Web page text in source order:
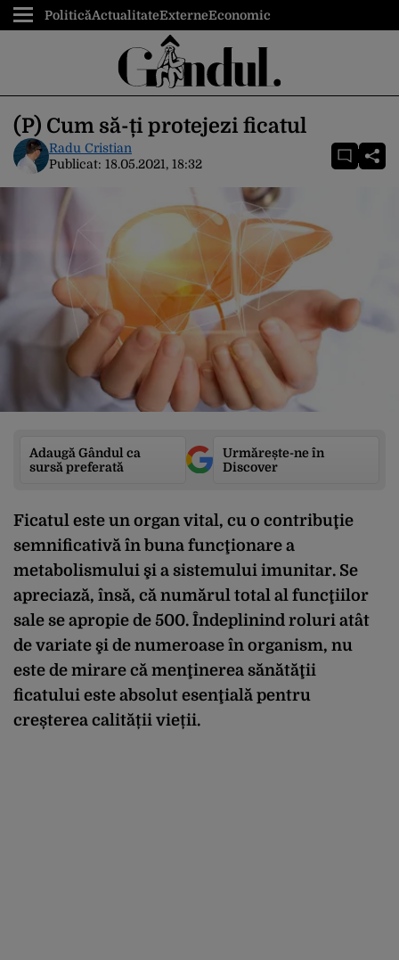
PoliticăActualitateExterneEconomic
(P) Cum să-ți protejezi ficatul
Radu Cristian
Publicat: 18.05.2021, 18:32
Adaugă Gândul ca
sursă preferată
Urmărește-ne în
Discover
Ficatul este un organ vital, cu o contribuţie
semnificativă în buna funcţionare a
metabolismului şi a sistemului imunitar. Se
apreciază, însă, că numărul total al funcţiilor
sale se apropie de 500. Îndeplinind roluri atât
de variate şi de numeroase în organism, nu
este de mirare că menţinerea sănătăţii
ficatului este absolut esenţială pentru
creșterea calității vieții.